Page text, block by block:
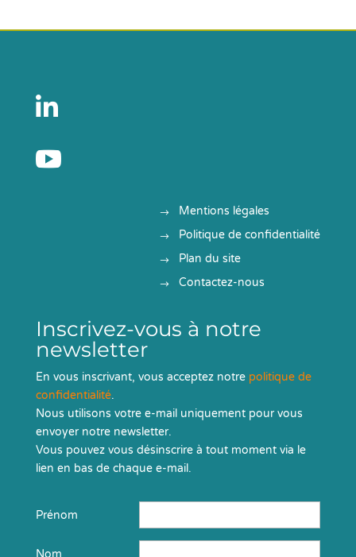


Mentions légales
Politique de confidentialité
Plan du site
Contactez-nous
Inscrivez-vous à notre
newsletter
En vous inscrivant, vous acceptez notre politique de
confidentialité.
Nous utilisons votre e-mail uniquement pour vous
envoyer notre newsletter.
Vous pouvez vous désinscrire à tout moment via le
lien en bas de chaque e-mail.
Prénom
Nom